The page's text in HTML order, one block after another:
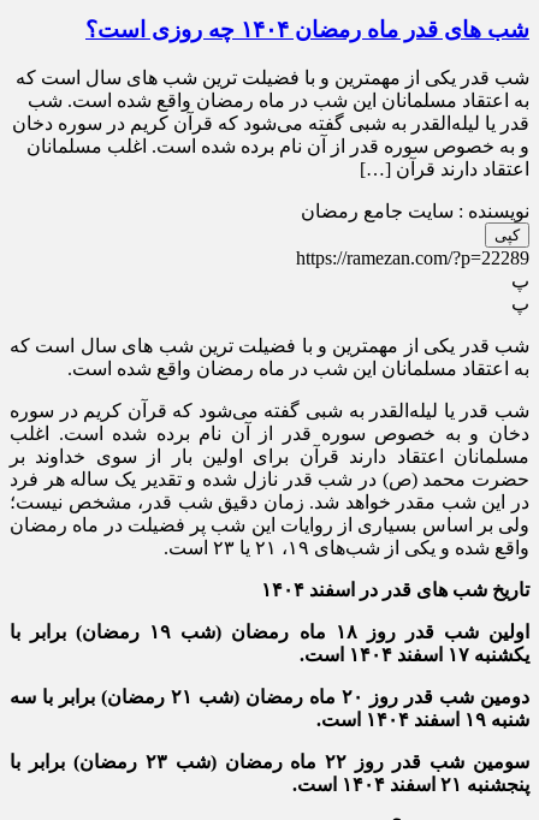
شب های قدر ماه رمضان ۱۴۰۴ چه روزی است؟
شب قدر یکی از مهمترین و با فضیلت ترین شب های سال است که
به اعتقاد مسلمانان این شب در ماه رمضان واقع شده است. شب
قدر یا لیله‌القدر به شبی گفته می‌شود که قرآن کریم در سوره دخان
و به خصوص سوره قدر از آن نام برده شده است. اغلب مسلمانان
اعتقاد دارند قرآن […]
نویسنده : سایت جامع رمضان
کپی
https://ramezan.com/?p=22289
پ
پ
شب قدر یکی از مهمترین و با فضیلت ترین شب های سال است که
به اعتقاد مسلمانان این شب در ماه رمضان واقع شده است.
شب قدر یا لیله‌القدر به شبی گفته می‌شود که قرآن کریم در سوره
دخان و به خصوص سوره قدر از آن نام برده شده است. اغلب
مسلمانان اعتقاد دارند قرآن برای اولین بار از سوی خداوند بر
حضرت محمد (ص) در شب قدر نازل شده و تقدیر یک ساله هر فرد
در این شب مقدر خواهد شد. زمان دقیق شب قدر، مشخص نیست؛
ولی بر اساس بسیاری از روایات این شب پر فضیلت در ماه رمضان
واقع شده و یکی از شب‌های ۱۹، ۲۱ یا ۲۳ است.
تاریخ شب‌ های قدر در اسفند ۱۴۰۴
اولین شب قدر روز ۱۸ ماه رمضان (شب ۱۹ رمضان) برابر با
یکشنبه ۱۷ اسفند ۱۴۰۴
است.
دومین شب قدر روز ۲۰ ماه رمضان (شب ۲۱ رمضان) برابر با سه
شنبه ۱۹ اسفند ۱۴۰۴ است.
سومین شب قدر روز ۲۲ ماه رمضان (شب ۲۳ رمضان) برابر با
پنجشنبه ۲۱ اسفند ۱۴۰۴ است.